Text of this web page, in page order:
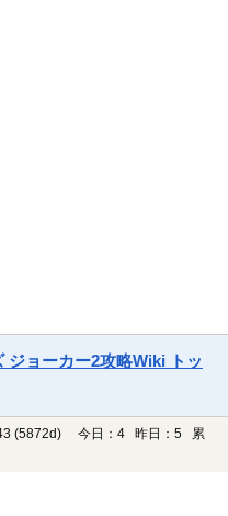
ジョーカー2攻略Wiki トッ
(5872d)
今日：4 昨日：5 累